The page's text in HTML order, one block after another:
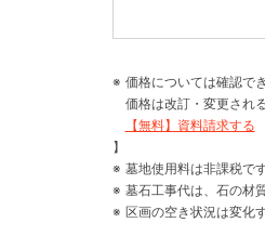
価格については確認で
価格は改訂・変更され
【無料】資料請求する
】
墓地使用料は非課税です
墓石工事代は、石の材
区画の空き状況は変化